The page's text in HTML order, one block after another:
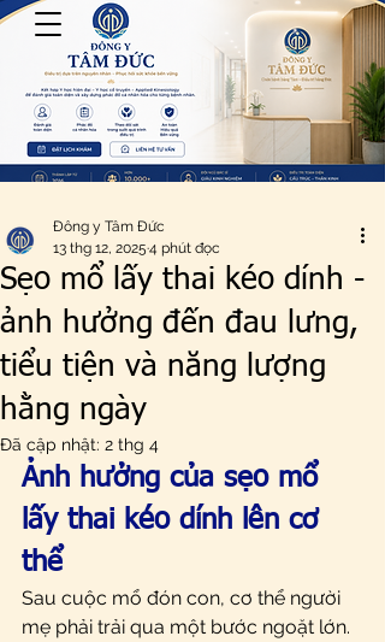
Sẹo mổ lấy thai kéo dính -
ảnh hưởng đến đau lưng,
tiểu tiện và năng lượng
hằng ngày
Đông y Tâm Đức
13 thg 12, 2025 4 phút đọc
Đã cập nhật: 2 thg 4
Ảnh hưởng của sẹo mổ
lấy thai kéo dính lên cơ
thể
Sau cuộc mổ đón con, cơ thể người
mẹ phải trải qua một bước ngoặt lớn.